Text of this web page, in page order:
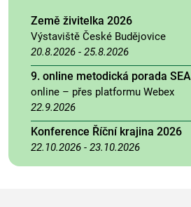
Země živitelka 2026
Výstaviště České Budějovice
20.8.2026 - 25.8.2026
9. online metodická porada SEA
online – přes platformu Webex
22.9.2026
Konference Říční krajina 2026
22.10.2026 - 23.10.2026